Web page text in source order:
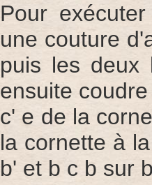
Pour
une couture
puis les deux
ensuite
c' e de la
la cornette à
b' et b c b sur